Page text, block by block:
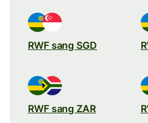
RWF sang SGD
RWF sang ZAR